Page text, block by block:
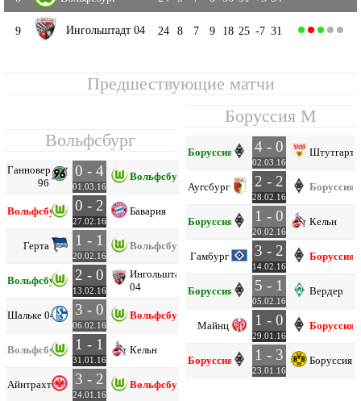
9 Ингольштадт 04 24 8 7 9 18 25 -7 31
Предшествующие матчи
Вольфсбург
Ганновер
96
0 - 4
01.03.16
Вольфсбург
Вольфсбург 0 - 2
27.02.16
Бавария
Герта 1 - 1
20.02.16
Вольфсбург
Вольфсбург 2 - 0
13.02.16
Ингольштадт
04
Шальке 04 3 - 0
06.02.16
Вольфсбург
Вольфсбург 1 - 1
31.01.16
Кельн
Айнтрахт Ф 3 - 2
24.01.16
Вольфсбург
Боруссия М
Боруссия М 4 - 0
02.03.16
Штутгарт
Аугсбург 2 - 2
28.02.16
Боруссия
Боруссия М 1 - 0
20.02.16
Кельн
Гамбург 3 - 2
14.02.16
Боруссия
Боруссия М 5 - 1
05.02.16
Вердер
Майнц 1 - 0
29.01.16
Боруссия
Боруссия М 1 - 3
23.01.16
Боруссия Д